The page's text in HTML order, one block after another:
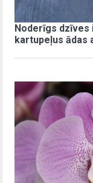
Noderīgs dzīves
kartupeļus ādas